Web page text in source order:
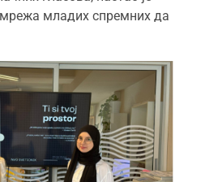
мрежа младих спремних да